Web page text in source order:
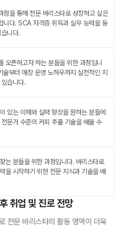
정을 통해 전문 바리스타로 성장하고 싶은
니다. SCA 자격증 취득과 실무 능력을 동
니다.
오픈하고자 하는 분들을 위한 과정입니
술부터 매장 운영 노하우까지 실전적인 지
습니다.
있는 이해와 실력 향상을 원하는 분들에
문가 수준의 커피 추출 기술을 배울 수
는 분들을 위한 과정입니다. 바리스타로
을 시작하기 위한 전문 지식과 기술을 배
취업 및 진로 전망
전문 바리스타의 활동 영역이 더욱